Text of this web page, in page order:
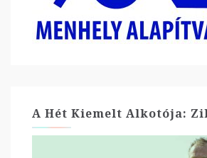
A Hét Kiemelt Alkotója: